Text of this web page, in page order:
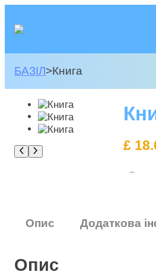
до
вмісту
БАЗІЛ>Книга
£
і
−
Опис Додаткова
Опис